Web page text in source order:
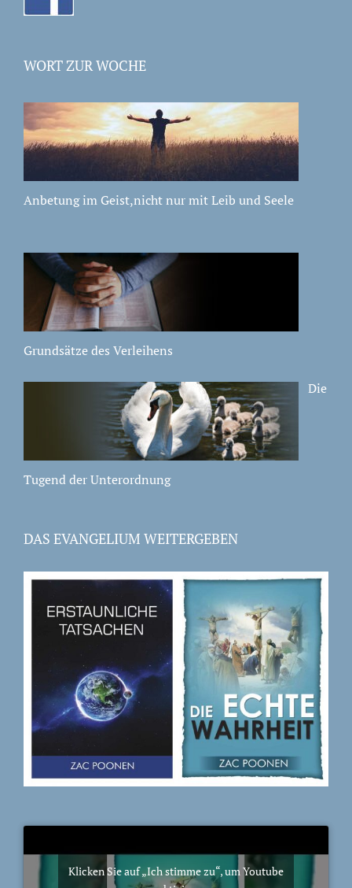
WORT ZUR WOCHE
Anbetung im Geist,nicht nur mit Leib und Seele
Grundsätze des Verleihens
Die
Tugend der Unterordnung
DAS EVANGELIUM WEITERGEBEN
Klicken Sie auf „Ich stimme zu“, um Youtube